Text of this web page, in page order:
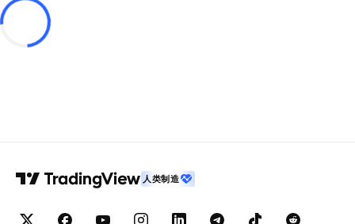
人类制造